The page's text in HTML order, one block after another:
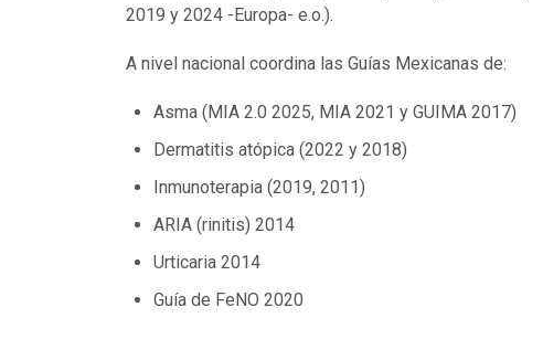
2019 y 2024 -Europa- e.o.).
A nivel nacional coordina las Guías Mexicanas de:
Asma (MIA 2.0 2025, MIA 2021 y GUIMA 2017)
Dermatitis atópica (2022 y 2018)
Inmunoterapia (2019, 2011)
ARIA (rinitis) 2014
Urticaria 2014
Guía de FeNO 2020